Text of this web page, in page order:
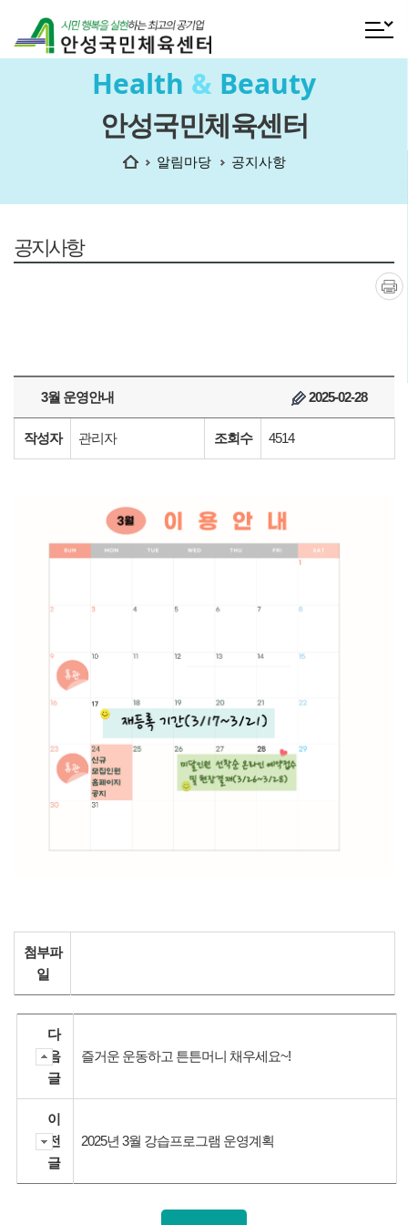
전체메
Health & Beauty
안성국민체육센터
홈 알림마당 공지사항
공지사항
인쇄
3월 운영안내 2025-02-28
작성자 관리자 조회수 4514
첨부파
일
다
음
글
즐거운 운동하고 튼튼머니 채우세요~!
이
전
글
2025년 3월 강습프로그램 운영계획